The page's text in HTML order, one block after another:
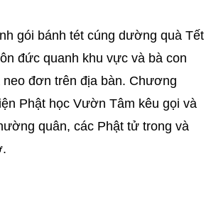
gói bánh tét cúng dường quà Tết
đức quanh khu vực và bà con
neo đơn trên địa bàn. Chương
Phật học Vườn Tâm kêu gọi và
quân, các Phật tử trong và